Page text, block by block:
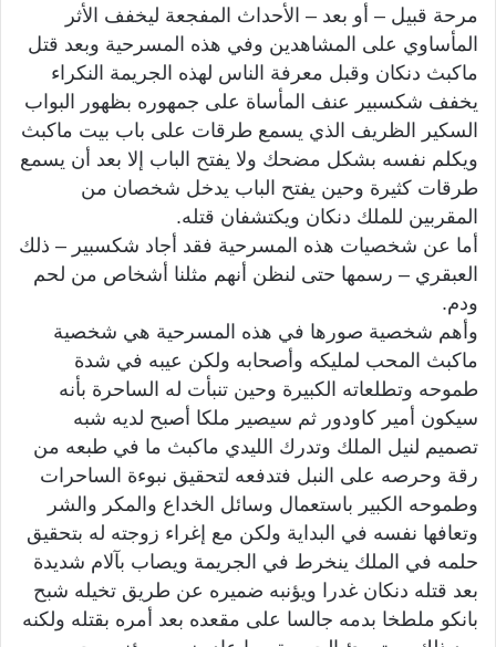
مرحة قبيل – أو بعد – الأحداث المفجعة ليخفف الأثر
المأساوي على المشاهدين وفي هذه المسرحية وبعد قتل
ماكبث دنكان وقبل معرفة الناس لهذه الجريمة النكراء
يخفف شكسبير عنف المأساة على جمهوره بظهور البواب
السكير الظريف الذي يسمع طرقات على باب بيت ماكبث
ويكلم نفسه بشكل مضحك ولا يفتح الباب إلا بعد أن يسمع
طرقات كثيرة وحين يفتح الباب يدخل شخصان من
المقربين للملك دنكان ويكتشفان قتله.
أما عن شخصيات هذه المسرحية فقد أجاد شكسبير – ذلك
العبقري – رسمها حتى لنظن أنهم مثلنا أشخاص من لحم
ودم.
وأهم شخصية صورها في هذه المسرحية هي شخصية
ماكبث المحب لمليكه وأصحابه ولكن عيبه في شدة
طموحه وتطلعاته الكبيرة وحين تنبأت له الساحرة بأنه
سيكون أمير كاودور ثم سيصير ملكا أصبح لديه شبه
تصميم لنيل الملك وتدرك الليدي ماكبث ما في طبعه من
رقة وحرصه على النبل فتدفعه لتحقيق نبوءة الساحرات
وطموحه الكبير باستعمال وسائل الخداع والمكر والشر
وتعافها نفسه في البداية ولكن مع إغراء زوجته له بتحقيق
حلمه في الملك ينخرط في الجريمة ويصاب بآلام شديدة
بعد قتله دنكان غدرا ويؤنبه ضميره عن طريق تخيله شبح
بانكو ملطخا بدمه جالسا على مقعده بعد أمره بقتله ولكنه